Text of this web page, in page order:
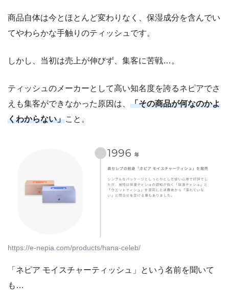
商品自体は今とほとんど変わりなく、保湿成分を含んでい
てやわらかな手触りのティッシュです。
しかし、当初は売上が伸びず、集客に苦戦…。
ティッシュのメーカーとして高い知名度を誇るネピアでさ
えも集客ができなかった原因は、 「その商品が何なのかよ
くわからない」こと。
https://e-nepia.com/products/hana-celeb/
「ネピア モイスチャーティッシュ」という名前を聞いて
も…